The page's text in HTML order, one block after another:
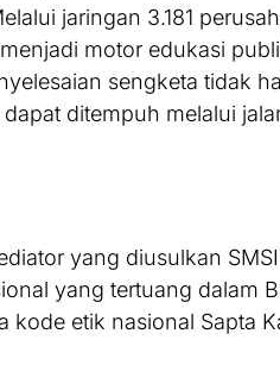
jaringan 3.181
motor edukasi
sengketa tidak
ditempuh melalui
yang diusulkan
yang tertuang dalam
etik nasional Sapta